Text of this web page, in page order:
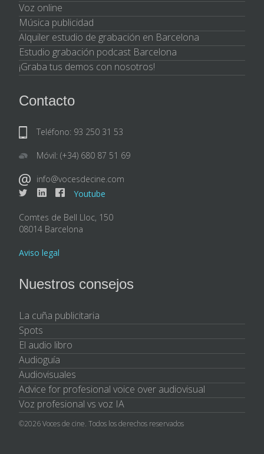
Voz online
Música publicidad
Alquiler estudio de grabación en Barcelona
Estudio grabación podcast Barcelona
¡Graba tus demos con nosotros!
Contacto
Teléfono: 93 250 31 53
Móvil: (+34) 680 87 51 69
info@vocesdecine.com
Youtube
Comtes de Bell Lloc, 150
08014 Barcelona
Aviso legal
Nuestros consejos
La cuña publicitaria
Spots
El audio libro
Audioguía
Audiovisuales
Advice for profesional voice over audiovisual
Voz profesional vs voz IA
©2026 Voces de cine. Todos los derechos reservados